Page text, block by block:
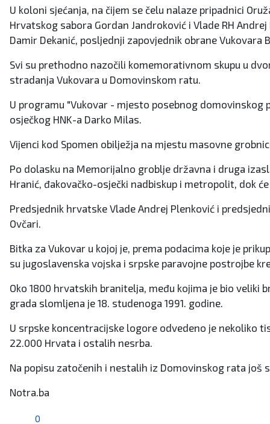
U koloni sjećanja, na čijem se čelu nalaze pripadnici
Hrvatskog sabora Gordan Jandroković i Vlade RH
Damir Dekanić, posljednji zapovjednik obrane
Svi su prethodno nazočili komemorativnom skupu u
stradanja Vukovara u Domovinskom ratu.
U programu "Vukovar - mjesto posebnog domovinskog
osječkog HNK-a Darko Milas.
Vijenci kod Spomen obilježja na mjestu masovne
Po dolasku na Memorijalno groblje državna i druga
Hranić, đakovačko-osječki nadbiskup i metropolit, dok
Predsjednik hrvatske Vlade Andrej Plenković i
Ovčari.
Bitka za Vukovar u kojoj je, prema podacima koje je
su jugoslavenska vojska i srpske paravojne postrojbe
Oko 1800 hrvatskih branitelja, među kojima je bio veliki
grada slomljena je 18. studenoga 1991. godine.
U srpske koncentracijske logore odvedeno je nekoliko
22.000 Hrvata i ostalih nesrba.
Na popisu zatočenih i nestalih iz Domovinskog rata još
Notra.ba
0